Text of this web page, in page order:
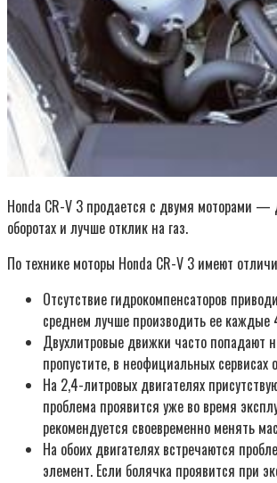
Honda CR-V 3 продается с двумя моторами —
оборотах и лучше отклик на газ.
По технике моторы Honda CR-V 3 имеют
Отсутствие гидрокомпенсаторов
среднем лучше производить ее
Двухлитровые движки часто попадают
пропустите, в неофициальных
На 2,4-литровых двигателях
проблема проявится уже во время
рекомендуется своевременно менять
На обоих двигателях встречаются
элемент. Если болячка проявится при